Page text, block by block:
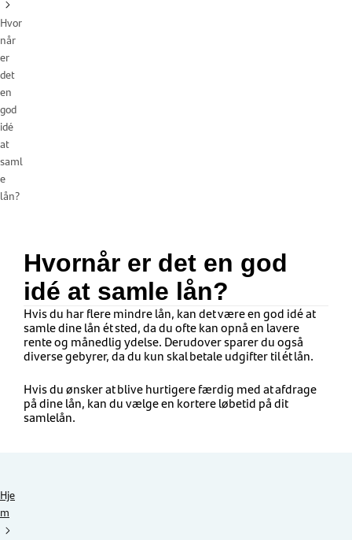
Hvor
når
er
det
en
god
idé
at
saml
e
lån?
Hvornår er det en god
idé at samle lån?
Hvis du har flere mindre lån, kan det være en god idé at
samle dine lån ét sted, da du ofte kan opnå en lavere
rente og månedlig ydelse. Derudover sparer du også
diverse gebyrer, da du kun skal betale udgifter til ét lån.
Hvis du ønsker at blive hurtigere færdig med at afdrage
på dine lån, kan du vælge en kortere løbetid på dit
samlelån.
Hje
m